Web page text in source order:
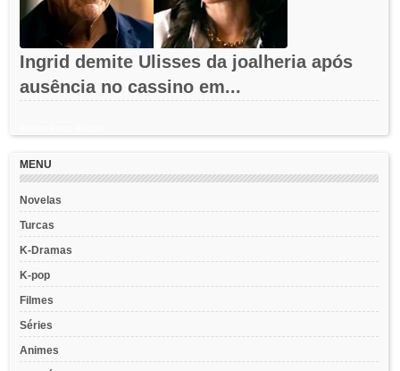
Ingrid demite Ulisses da joalheria após
ausência no cassino em...
MENU
Novelas
Turcas
K-Dramas
K-pop
Filmes
Séries
Animes